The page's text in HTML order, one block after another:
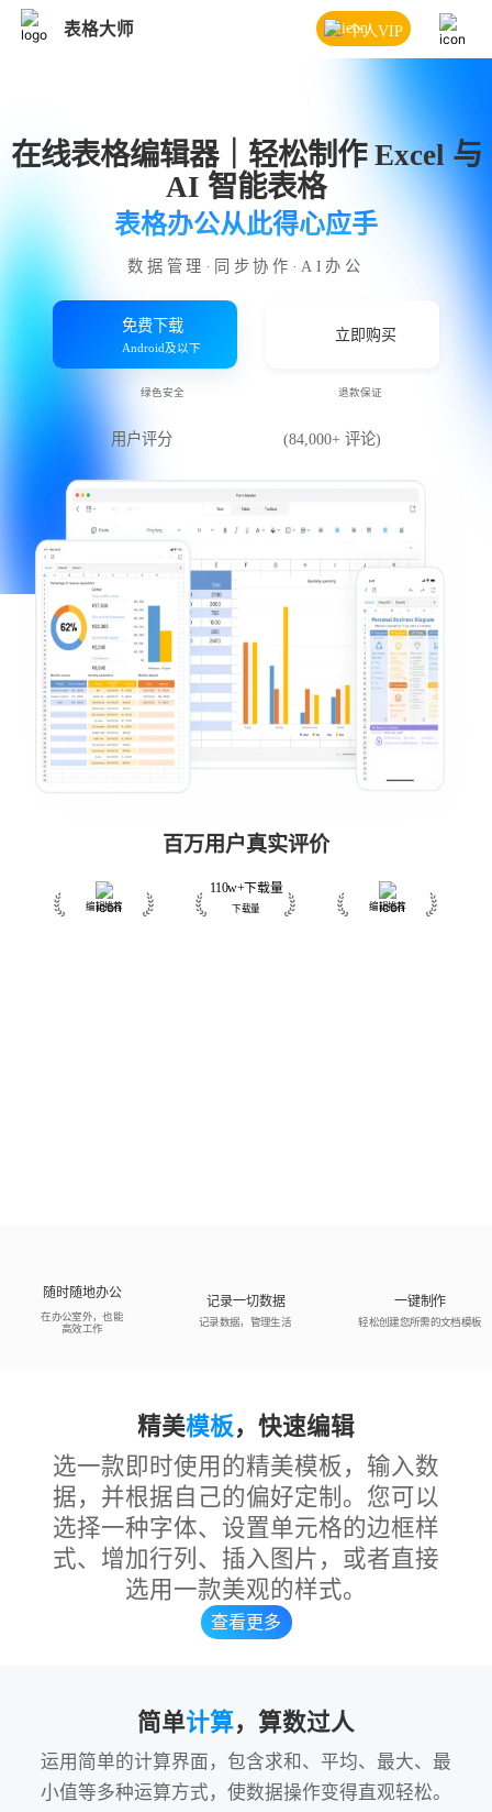
表格大师 个人VIP
在线表格编辑器｜轻松制作 Excel 与
AI 智能表格
表格办公从此得心应手
数据管理·同步协作·AI办公
免费下载
Android及以下
绿色安全
立即购买
退款保证
用户评分 (84,000+ 评论)
百万用户真实评价
编辑推荐
110w+下载量
下载量 编辑推荐
随时随地办公
在办公室外，也能
高效工作
记录一切数据
记录数据，管理生活
一键制作
轻松创建您所需的文档模板
精美模板，快速编辑
选一款即时使用的精美模板，输入数
据，并根据自己的偏好定制。您可以
选择一种字体、设置单元格的边框样
式、增加行列、插入图片，或者直接
选用一款美观的样式。
查看更多
简单计算，算数过人
运用简单的计算界面，包含求和、平均、最大、最
小值等多种运算方式，使数据操作变得直观轻松。